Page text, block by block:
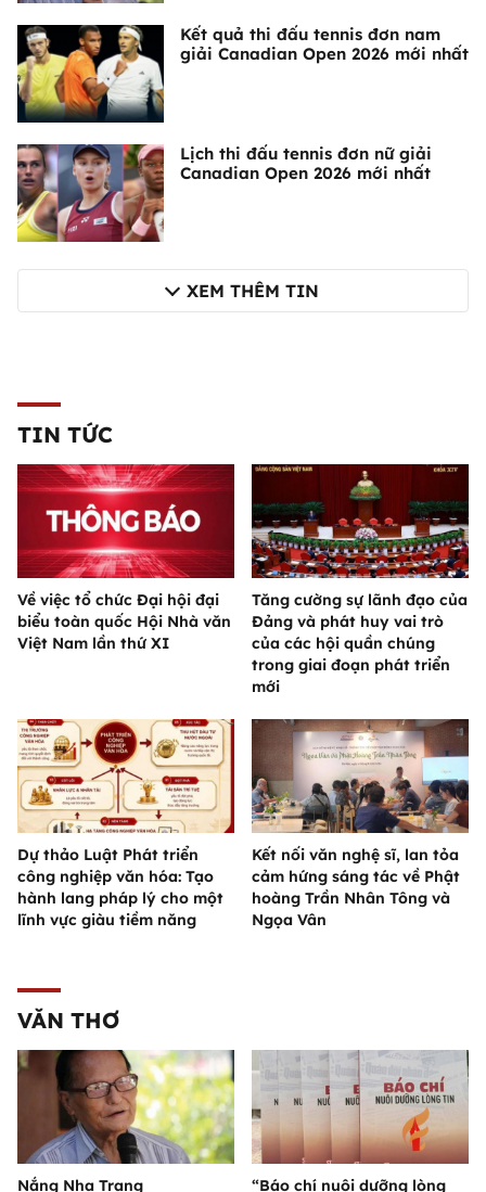
Kết quả thi đấu tennis đơn nam
giải Canadian Open 2026 mới nhất
Lịch thi đấu tennis đơn nữ giải
Canadian Open 2026 mới nhất
XEM THÊM TIN
TIN TỨC
Về việc tổ chức Đại hội đại
biểu toàn quốc Hội Nhà văn
Việt Nam lần thứ XI
Tăng cường sự lãnh đạo của
Đảng và phát huy vai trò
của các hội quần chúng
trong giai đoạn phát triển
mới
Dự thảo Luật Phát triển
công nghiệp văn hóa: Tạo
hành lang pháp lý cho một
lĩnh vực giàu tiềm năng
Kết nối văn nghệ sĩ, lan tỏa
cảm hứng sáng tác về Phật
hoàng Trần Nhân Tông và
Ngọa Vân
VĂN THƠ
Nắng Nha Trang “Báo chí nuôi dưỡng lòng